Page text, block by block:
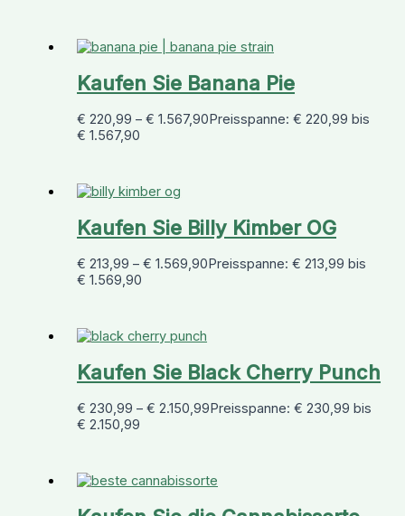
Kaufen Sie Banana Pie
€ 220,99 –€ 1.567,90Preisspanne: € 220,99 bis
€ 1.567,90
Kaufen Sie Billy Kimber OG
€ 213,99 –€ 1.569,90Preisspanne: € 213,99 bis
€ 1.569,90
Kaufen Sie Black Cherry Punch
€ 230,99 –€ 2.150,99Preisspanne: € 230,99 bis
€ 2.150,99